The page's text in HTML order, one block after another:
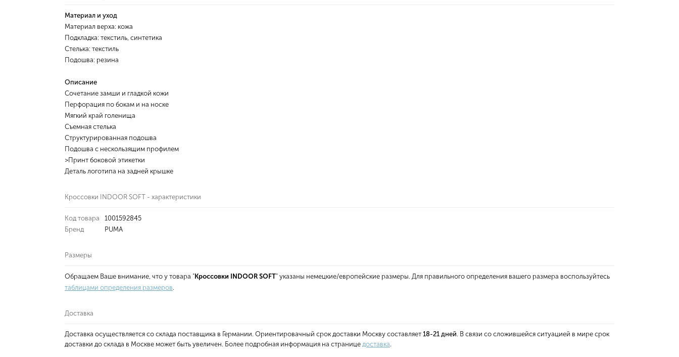
Материал и уход
Материал верха: кожа
Подкладка: текстиль, синтетика
Стелька: текстиль
Подошва: резина
Описание
Сочетание замши и гладкой кожи
Перфорация по бокам и на носке
Мягкий край голенища
Съемная стелька
Структурированная подошва
Подошва с нескользящим профилем
>Принт боковой этикетки
Деталь логотипа на задней крышке
Кроссовки INDOOR SOFT - характеристики
Код товара
1001592845
Бренд
PUMA
Размеры
Обращаем Ваше внимание, что у товара "Кроссовки INDOOR SOFT" указаны немецкие/европейские размеры. Для правильного определения вашего размера воспользуйтесь
таблицами определения размеров.
Доставка
Доставка осуществляется со склада поставщика в Германии. Ориентировачный срок доставки Москву составляет 18-21 дней. В связи со сложившейся ситуацией в мире срок
доставки до склада в Москве может быть увеличен. Более подробная информация на странице доставка.